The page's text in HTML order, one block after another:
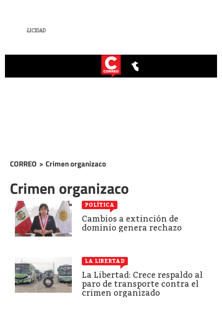
CORREO > Crimen organizaco
Crimen organizaco
POLÍTICA
Cambios a extinción de
dominio genera rechazo
LA LIBERTAD
La Libertad: Crece respaldo al
paro de transporte contra el
crimen organizado